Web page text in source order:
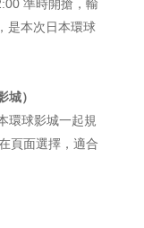
準時開搶，輸
是本次日本環球
）
環球影城一起規
頁面選擇，適合